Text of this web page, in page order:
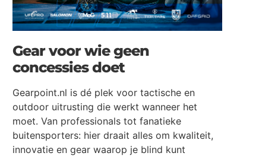
Gear voor wie geen
concessies doet
Gearpoint.nl is dé plek voor tactische en
outdoor uitrusting die werkt wanneer het
moet. Van professionals tot fanatieke
buitensporters: hier draait alles om kwaliteit,
innovatie en gear waarop je blind kunt